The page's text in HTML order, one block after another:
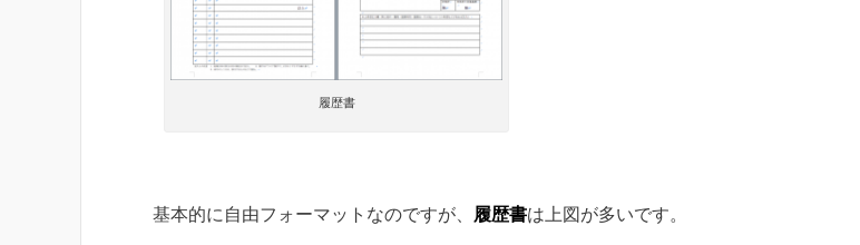
履歴書
基本的に自由フォーマットなのですが、 履歴書は上図が多いです。